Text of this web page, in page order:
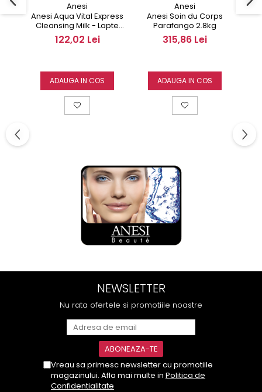
Anesi
Anesi Aqua Vital Express
Cleansing Milk - Lapte
demachiant 200 ml
122,02 Lei
ADAUGA IN COS
Anesi
Anesi Soin du Corps
Parafango 2.8kg
315,86 Lei
ADAUGA IN COS
NEWSLETTER
Nu rata ofertele si promotiile noastre
Vreau sa primesc newsletter cu promotiile
magazinului. Afla mai multe in Politica de
Confidentialitate